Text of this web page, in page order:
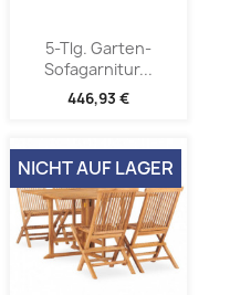
5-Tlg. Garten-
Sofagarnitur...
446,93 €
NICHT AUF LAGER